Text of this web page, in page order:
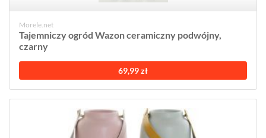
Morele.net
Tajemniczy ogród Wazon ceramiczny podwójny,
czarny
69,99 zł